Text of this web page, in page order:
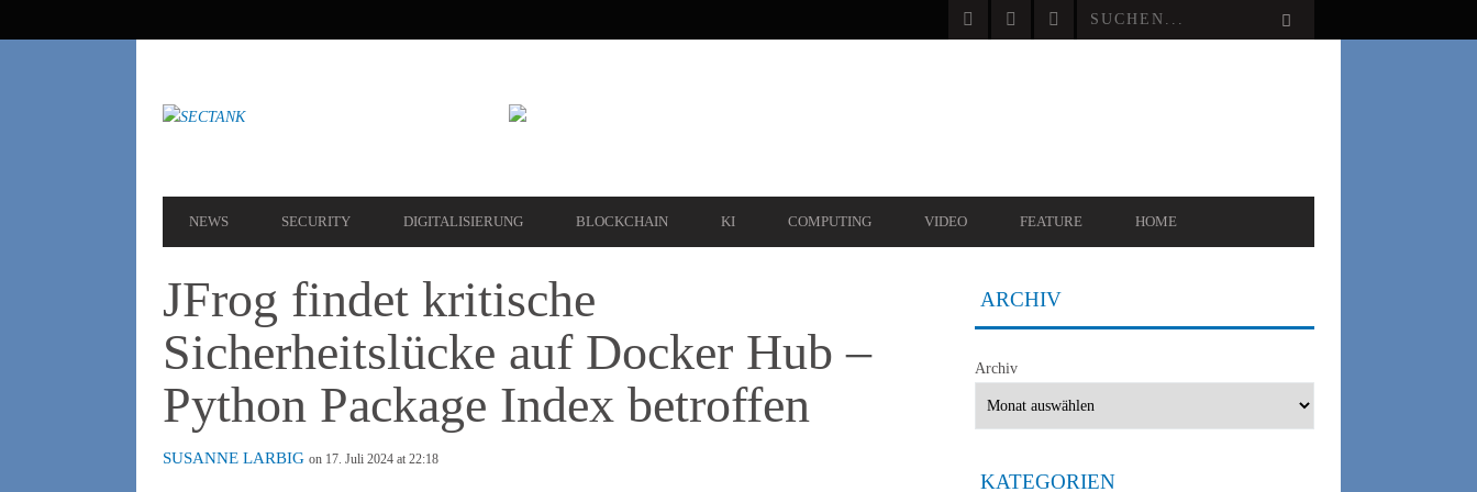
NAVIGATION
NAVIGATION
NEWS SECURITY DIGITALISIERUNG BLOCKCHAIN KI COMPUTING VIDEO FEATURE HOME
JFrog findet kritische
Sicherheitslücke auf Docker Hub –
Python Package Index betroffen
SUSANNE LARBIG on 17. Juli 2024 at 22:18
ARCHIV
Archiv
KATEGORIEN